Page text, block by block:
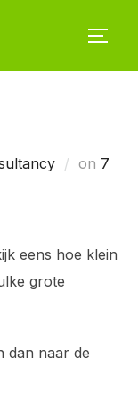
on 7
eens hoe klein
grote
dan naar de